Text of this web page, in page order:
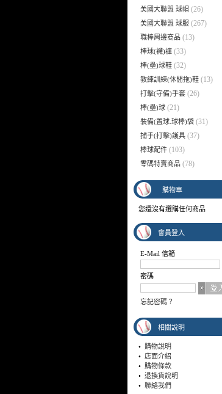
美國大聯盟 球帽 (26)
美國大聯盟 球服 (267)
職棒周邊商品 (13)
棒球(襪)褲 (33)
棒(壘)球鞋 (32)
教練訓練(休閒拖)鞋 (13)
打擊(守備)手套 (26)
棒(壘)球 (21)
裝備(置球.球棒)袋 (31)
捕手(打擊)護具 (37)
棒球配件 (103)
零碼特賣商品 (78)
購物車
您還沒有選購任何商品
會員登入
E-Mail 信箱
密碼
忘記密碼？
相關說明
• 購物說明
• 店面介紹
• 購物條款
• 退換貨說明
• 聯絡我們